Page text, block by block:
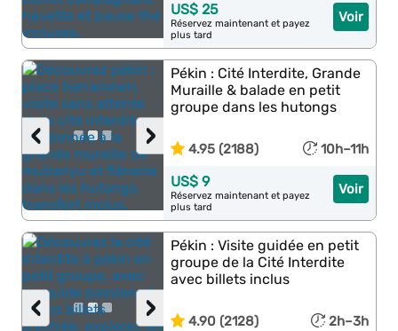
Voir
US$ 25
Réservez maintenant et payez
plus tard
›
‹
Pékin : Cité Interdite, Grande
Muraille & balade en petit
groupe dans les hutongs
4.95 (2188) 10h–11h
Voir
US$ 9
Réservez maintenant et payez
plus tard
›
‹
Pékin : Visite guidée en petit
groupe de la Cité Interdite
avec billets inclus
4.90 (2128) 2h–3h